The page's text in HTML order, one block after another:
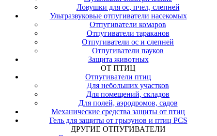
Ловушки для ос, пчел, слепней
Ультразвуковые отпугиватели насекомых
Отпугиватели комаров
Отпугиватели тараканов
Отпугиватели ос и слепней
Отпугиватели пауков
Защита животных
ОТ ПТИЦ
Отпугиватели птиц
Для небольших участков
Для помещений, складов
Для полей, аэродромов, садов
Механические средства защиты от птиц
Гель для защиты от грызунов и птиц PCS
ДРУГИЕ ОТПУГИВАТЕЛИ